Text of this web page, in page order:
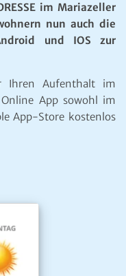
im Mariazeller
nun auch die
und IOS zur
Ihren Aufenthalt im
App sowohl im
App-Store kostenlos